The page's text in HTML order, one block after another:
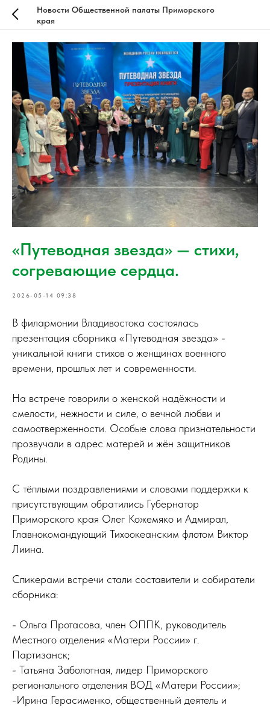
Новости Общественной палаты Приморского
края
«Путеводная звезда» — стихи,
согревающие сердца.
2026-05-14 09:38
В филармонии Владивостока состоялась
презентация сборника «Путеводная звезда» -
уникальной книги стихов о женщинах военного
времени, прошлых лет и современности.
На встрече говорили о женской надёжности и
смелости, нежности и силе, о вечной любви и
самоотверженности. Особые слова признательности
прозвучали в адрес матерей и жён защитников
Родины.
С тёплыми поздравлениями и словами поддержки к
присутствующим обратились Губернатор
Приморского края Олег Кожемяко и Адмирал,
Главнокомандующий Тихоокеанским флотом Виктор
Лиина.
Спикерами встречи стали составители и собиратели
сборника:
- Ольга Протасова, член ОППК, руководитель
Местного отделения «Матери России» г.
Партизанск;
- Татьяна Заболотная, лидер Приморского
регионального отделения ВОД «Матери России»;
-Ирина Герасименко, общественный деятель и